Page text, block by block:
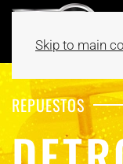
Skip to main
REPUESTOS